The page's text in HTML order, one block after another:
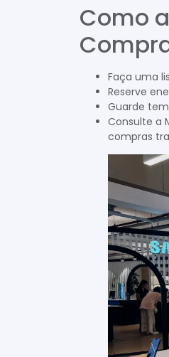
Como
Faça uma
Reserve
Guarde
Consulte a
compras